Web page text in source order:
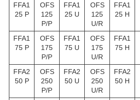
FFA1
25 P
OFS
125
P/P
FFA1
25 U
OFS
125
U/R
FFA1
25 H
FFA1
75 P
OFS
175
P/P
FFA1
75 U
OFS
175
U/R
FFA1
75 H
FFA2
50 P
OFS
250
P/P
FFA2
50 U
OFS
250
U/R
FFA2
50 H